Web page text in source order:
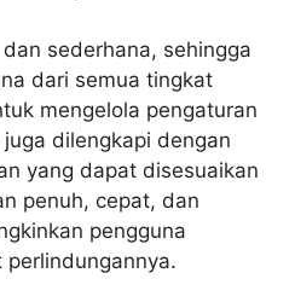
sederhana, sehingga
dari semua tingkat
mengelola pengaturan
dilengkapi dengan
yang dapat disesuaikan
penuh, cepat, dan
pengguna
perlindungannya.